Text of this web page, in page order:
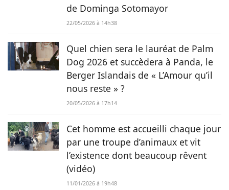
de Dominga Sotomayor
22/05/2026 à 14h38
Quel chien sera le lauréat de Palm
Dog 2026 et succèdera à Panda, le
Berger Islandais de « L’Amour qu’il
nous reste » ?
20/05/2026 à 17h14
Cet homme est accueilli chaque jour
par une troupe d’animaux et vit
l’existence dont beaucoup rêvent
(vidéo)
11/01/2026 à 19h48